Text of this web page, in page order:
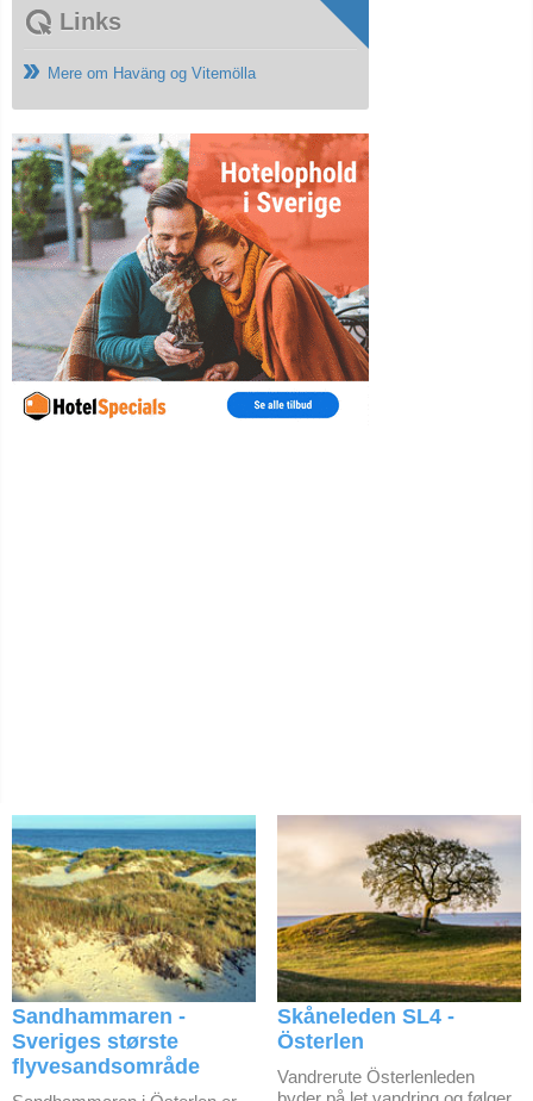
Links
Mere om Haväng og Vitemölla
Sandhammaren -
Sveriges største
flyvesandsområde
Skåneleden SL4 -
Österlen
Vandrerute Österlenleden